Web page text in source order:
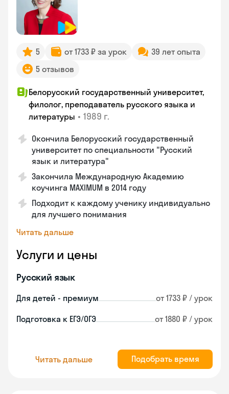
5 от 1733 ₽ за урок
39 лет опыта
5 отзывов
Белорусский государственный университет,
филолог, преподаватель русского языка и
литературы • 1989 г.
Окончила Белорусский государственный
университет по специальности "Русский
язык и литература"
Закончила Международную Академию
коучинга MAXIMUM в 2014 году
Подходит к каждому ученику индивидуально
для лучшего понимания
Читать дальше
Услуги и цены
Русский язык
Для детей - премиум от 1733 ₽ / урок
Подготовка к ЕГЭ/ОГЭ от 1880 ₽ / урок
Читать дальше Подобрать время